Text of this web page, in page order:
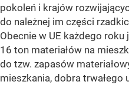
pokoleń i krajów
do należnej im części
Obecnie w UE każdego
16 ton materiałów na
do tzw. zapasów
mieszkania, dobra trwałego